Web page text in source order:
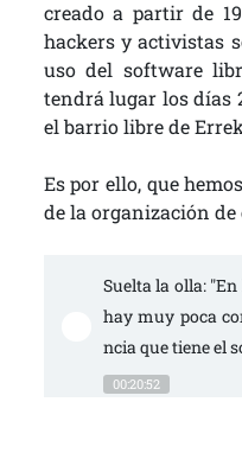
creado a partir de
hackers y activistas
uso del software
tendrá lugar los días
el barrio libre de
Es por ello, que
de la organización
Suelta la olla:
hay muy poca
ncia que tiene el
00:20:52